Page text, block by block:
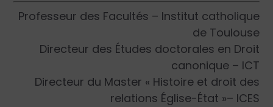
Professeur des Facultés – Institut catholique
de Toulouse
Directeur des Études doctorales en Droit
canonique – ICT
Directeur du Master « Histoire et droit des
relations Église-État »– ICES